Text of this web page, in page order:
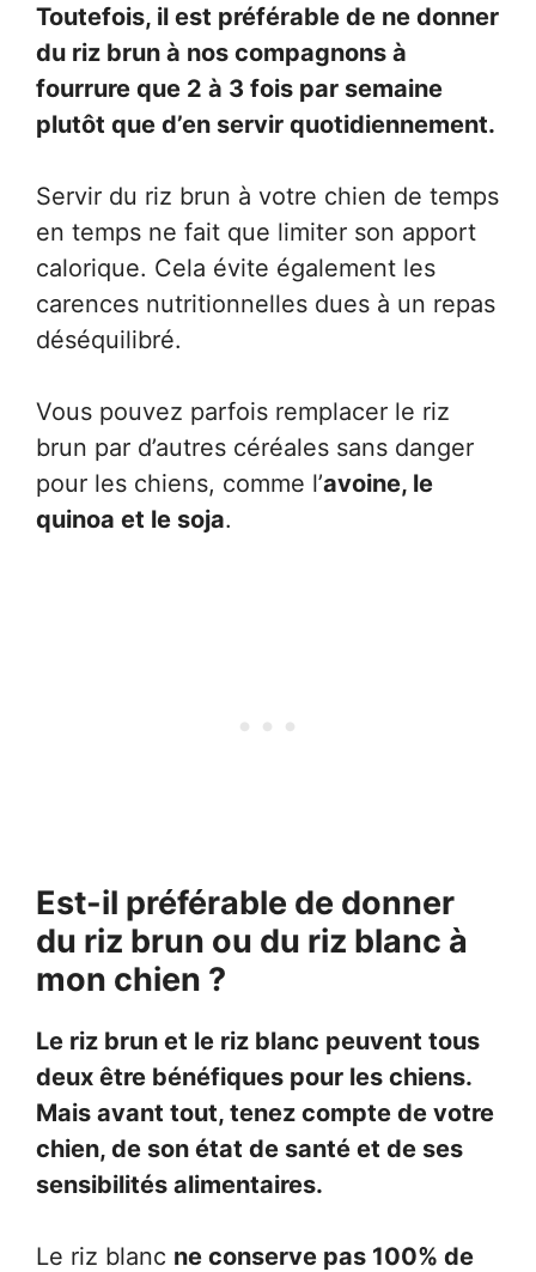
Toutefois, il est préférable de ne donner
du riz brun à nos compagnons à
fourrure que 2 à 3 fois par semaine
plutôt que d’en servir quotidiennement.
Servir du riz brun à votre chien de temps
en temps ne fait que limiter son apport
calorique. Cela évite également les
carences nutritionnelles dues à un repas
déséquilibré.
Vous pouvez parfois remplacer le riz
brun par d’autres céréales sans danger
pour les chiens, comme l’avoine, le
quinoa et le soja.
Est-il préférable de donner
du riz brun ou du riz blanc à
mon chien ?
Le riz brun et le riz blanc peuvent tous
deux être bénéfiques pour les chiens.
Mais avant tout, tenez compte de votre
chien, de son état de santé et de ses
sensibilités alimentaires.
Le riz blanc ne conserve pas 100% de